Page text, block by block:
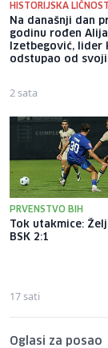
HISTORIJSKA LIČNOST
Na današnji dan
godinu rođen Alija
Izetbegović, lider
odstupao od
2 sata
PRVENSTVO BIH
Tok utakmice:
BSK 2:1
17 sati
Oglasi za posao